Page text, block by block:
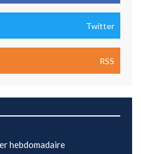
Twitter
RSS
hebdomadaire